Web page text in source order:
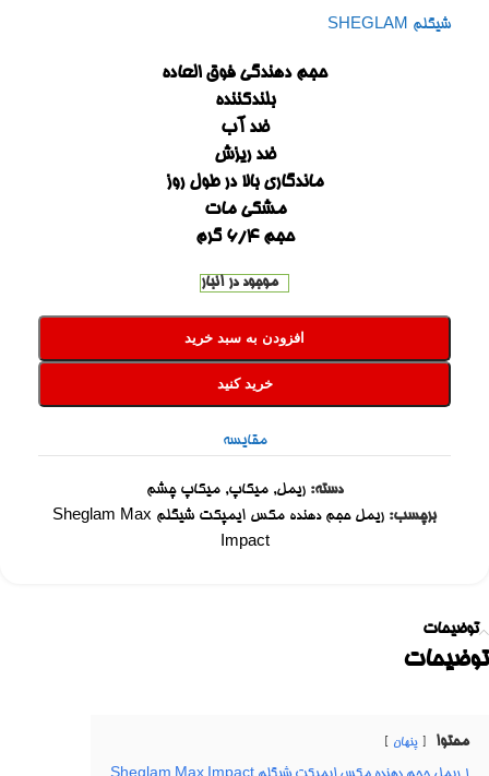
شیگلم SHEGLAM
حجم دهندگی فوق العاده
بلندکننده
ضد آب
ضد ریزش
ماندگاری بالا در طول روز
مشکی مات
حجم ۶/۴ گرم
موجود در انبار
افزودن به سبد خرید
خرید کنید
مقایسه
دسته: ریمل, میکاپ, میکاپ چشم
برچسب:
ریمل حجم دهنده مکس ایمپکت شیگلم Sheglam Max
Impact
توضیحات
توضیحات
محتوا پنهان